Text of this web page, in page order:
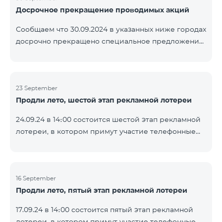
помощью генератора случайных чисел. Следите за
YouTube. Подробнее:
https://www.telecomarmenia.am/ru/B2S
Досрочное прекращение проводимых акций
Сообщаем что 30.09.2024 в указанных ниже городах
досрочно прекращено специальное предложение,
9900. Вайк Чаренцаван Ванадзор
23 September
Продли лето, шестой этап рекламной лотереи
24.09.24 в 14։00 состоится шестой этап рекламной
лотереи, в котором примут участие телефонные
Выигравшие номера телефонов будут выбраны с
помощью генератора случайных чисел. Следите за
YouTube. Подробнее:
16 September
Продли лето, пятый этап рекламной лотереи
17.09.24 в 14։00 состоится пятый этап рекламной